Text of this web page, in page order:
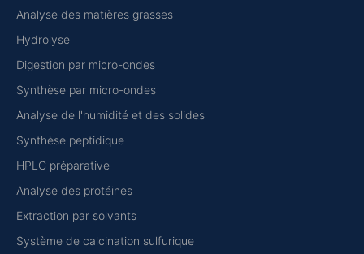
Analyse des matières grasses
Hydrolyse
Digestion par micro-ondes
Synthèse par micro-ondes
Analyse de l'humidité et des solides
Synthèse peptidique
HPLC préparative
Analyse des protéines
Extraction par solvants
Système de calcination sulfurique